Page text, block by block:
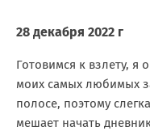
28 декабря 2022 г
Готовимся к взлету, я
моих самых любимых
полосе, поэтому
мешает начать